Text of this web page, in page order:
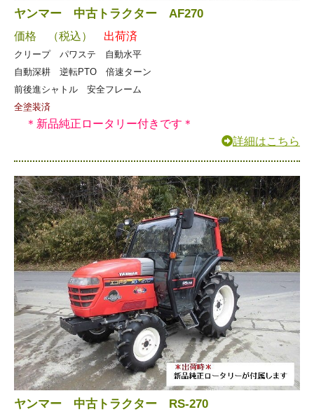
ヤンマー 中古トラクター AF270
価格 （税込） 出荷済
クリープ パワステ 自動水平
自動深耕 逆転PTO 倍速ターン
前後進シャトル 安全フレーム
全塗装済
＊新品純正ロータリー付きです＊
詳細はこちら
ヤンマー 中古トラクター RS-270